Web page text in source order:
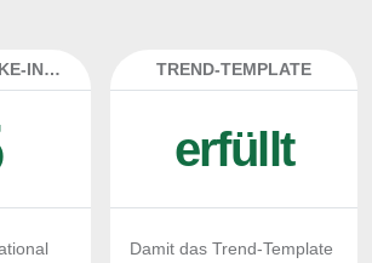
RELATIVE-STÄRKE-INDEX TREND-TEMPLATE
erfüllt
Damit das Trend-Template